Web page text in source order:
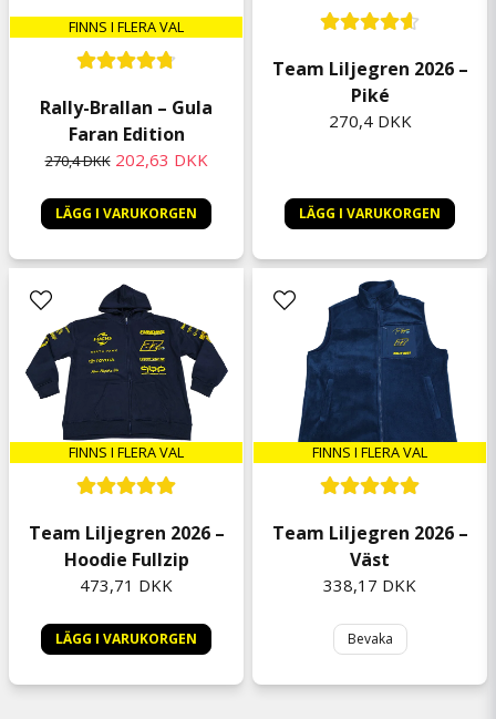
FINNS I FLERA VAL
Rally-Brallan – Gula
Faran Edition
270,4 DKK 202,63 DKK
LÄGG I VARUKORGEN
Team Liljegren 2026 –
Piké
270,4 DKK
LÄGG I VARUKORGEN
FINNS I FLERA VAL
Team Liljegren 2026 –
Hoodie Fullzip
473,71 DKK
LÄGG I VARUKORGEN
FINNS I FLERA VAL
Team Liljegren 2026 –
Väst
338,17 DKK
Bevaka